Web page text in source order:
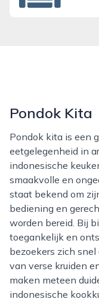
Pondok Kita
Pondok kita is een gezellige en authentieke
eetgelegenheid in
indonesische
smaakvolle en
staat bekend om
bediening en
worden bereid. Bij
toegankelijk en
bezoekers zich
van verse kruiden
maken meteen
indonesische